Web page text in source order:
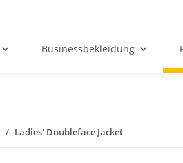
Businessbekleidung
Ladies' Doubleface Jacket